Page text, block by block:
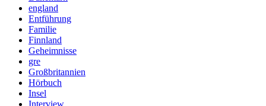
england
Entführung
Familie
Finnland
Geheimnisse
gre
Großbritannien
Hörbuch
Insel